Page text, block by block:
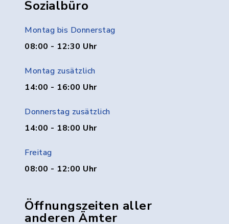
Sozialbüro
Montag bis Donnerstag
08:00 - 12:30 Uhr
Montag zusätzlich
14:00 - 16:00 Uhr
Donnerstag zusätzlich
14:00 - 18:00 Uhr
Freitag
08:00 - 12:00 Uhr
Öffnungszeiten aller
anderen Ämter